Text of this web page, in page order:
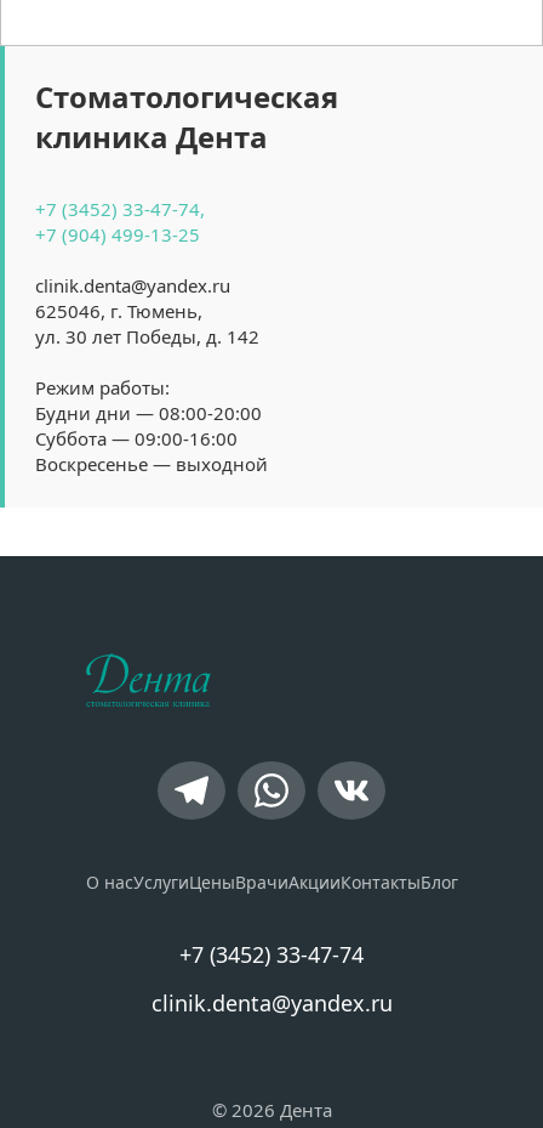
Стоматологическая
клиника Дента
+7 (3452) 33-47-74,
+7 (904) 499-13-25
clinik.denta@yandex.ru
625046, г. Тюмень,
ул. 30 лет Победы, д. 142
Режим работы:
Будни дни — 08:00-20:00
Суббота — 09:00-16:00
Воскресенье — выходной
О насУслугиЦеныВрачиАкцииКонтактыБлог
+7 (3452) 33-47-74
clinik.denta@yandex.ru
© 2026 Дента